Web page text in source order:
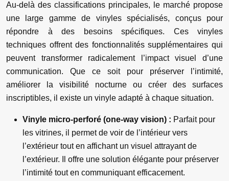
Au-delà des classifications principales, le marché propose
une large gamme de vinyles spécialisés, conçus pour
répondre à des besoins spécifiques. Ces vinyles
techniques offrent des fonctionnalités supplémentaires qui
peuvent transformer radicalement l’impact visuel d’une
communication. Que ce soit pour préserver l’intimité,
améliorer la visibilité nocturne ou créer des surfaces
inscriptibles, il existe un vinyle adapté à chaque situation.
Vinyle micro-perforé (one-way vision) : Parfait pour
les vitrines, il permet de voir de l’intérieur vers
l’extérieur tout en affichant un visuel attrayant de
l’extérieur. Il offre une solution élégante pour préserver
l’intimité tout en communiquant efficacement.